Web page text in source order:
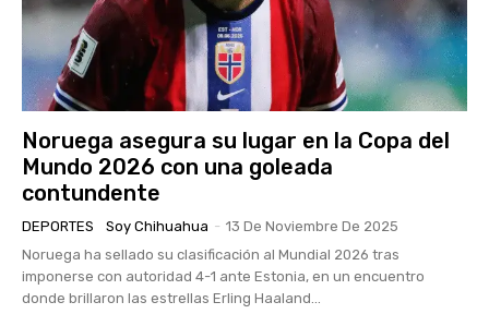
Noruega asegura su lugar en la Copa del
Mundo 2026 con una goleada
contundente
DEPORTES Soy Chihuahua - 13 De Noviembre De 2025
Noruega ha sellado su clasificación al Mundial 2026 tras
imponerse con autoridad 4-1 ante Estonia, en un encuentro
donde brillaron las estrellas Erling Haaland...